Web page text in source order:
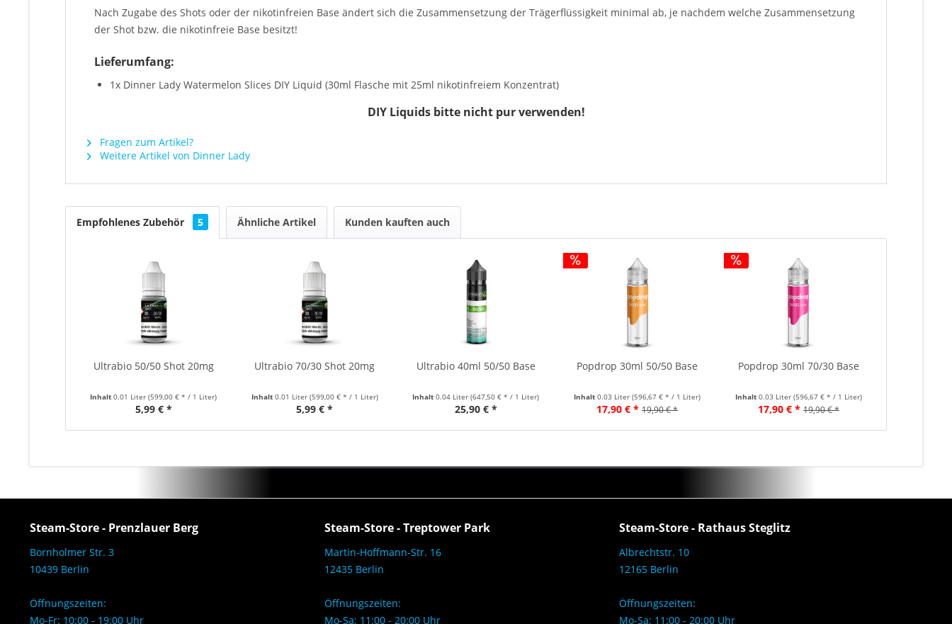
Nach Zugabe des Shots oder der nikotinfreien Base ändert sich die Zusammensetzung der Trägerflüssigkeit minimal ab, je nachdem welche Zusammensetzung
der Shot bzw. die nikotinfreie Base besitzt!
Lieferumfang:
1x Dinner Lady Watermelon Slices DIY Liquid (30ml Flasche mit 25ml nikotinfreiem Konzentrat)
DIY Liquids bitte nicht pur verwenden!
Fragen zum Artikel?
Weitere Artikel von Dinner Lady
Empfohlenes Zubehör 5 Ähnliche Artikel Kunden kauften auch
Ultrabio 50/50 Shot 20mg
Inhalt0.01 Liter(599,00 € * / 1 Liter)
5,99 € *
Ultrabio 70/30 Shot 20mg
Inhalt 0.01 Liter (599,00 € * / 1 Liter)
5,99 € *
Ultrabio 40ml 50/50 Base
Inhalt0.04 Liter(647,50 € * / 1 Liter)
25,90 € *
Popdrop 30ml 50/50 Base
Inhalt0.03 Liter(596,67 € * / 1 Liter)
17,90 € * 19,90 € *
Popdrop 30ml 70/30 Base
Inhalt 0.03 Liter (596,67 € * / 1 Liter)
17,90 € * 19,90 € *
Steam-Store - Prenzlauer Berg
Bornholmer Str. 3
10439 Berlin
Öffnungszeiten:
Mo-Fr: 10:00 - 19:00 Uhr
Steam-Store - Treptower Park
Martin-Hoffmann-Str. 16
12435 Berlin
Öffnungszeiten:
Mo-Sa: 11:00 - 20:00 Uhr
Steam-Store - Rathaus Steglitz
Albrechtstr. 10
12165 Berlin
Öffnungszeiten:
Mo-Sa: 11:00 - 20:00 Uhr